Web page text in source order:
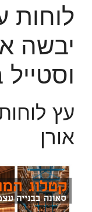
לוחות
יבשה
עץ
אורן